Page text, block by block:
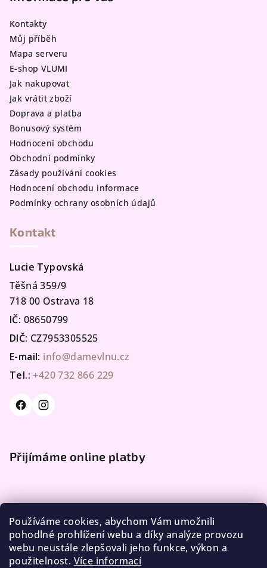
Používáme cookies, abychom Vám umožnili
pohodlné prohlížení webu a díky analýze provozu
webu neustále zlepšovali jeho funkce, výkon a
použitelnost. Více informací
Kontakty
Můj příběh
Mapa serveru
E-shop VLUMI
Jak nakupovat
Jak vrátit zboží
Doprava a platba
Bonusový systém
Hodnocení obchodu
Obchodní podmínky
Zásady používání cookies
Hodnocení obchodu informace
Podmínky ochrany osobních údajů
Kontakt
Lucie Typovská
Těšná 359/9
718 00 Ostrava 18
IČ: 08650799
DIČ: CZ7953305525
E-mail: info@damevlnu.cz
Tel.: +420 732 866 229
Přijímáme online platby
Facebook